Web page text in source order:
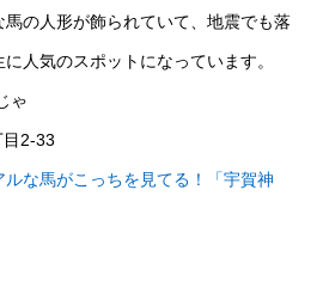
の人形が飾られていて、地震でも落
人気のスポットになっています。
ゃ
2-33
ルな馬がこっちを見てる！「宇賀神